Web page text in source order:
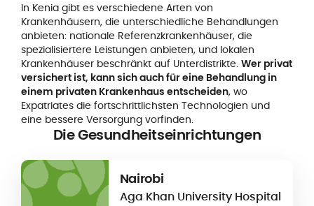
In Kenia gibt es verschiedene Arten von
Krankenhäusern, die unterschiedliche Behandlungen
anbieten: nationale Referenzkrankenhäuser, die
spezialisiertere Leistungen anbieten, und lokalen
Krankenhäuser beschränkt auf Unterdistrikte. Wer privat
versichert ist, kann sich auch für eine Behandlung in
einem privaten Krankenhaus entscheiden, wo
Expatriates die fortschrittlichsten Technologien und
eine bessere Versorgung vorfinden.
Die Gesundheitseinrichtungen
Nairobi
Aga Khan University Hospital